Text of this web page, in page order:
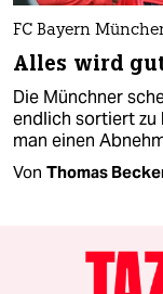
FC Bayern
Alles wird
Die Münchner
endlich sortiert zu
man einen
Von Thomas